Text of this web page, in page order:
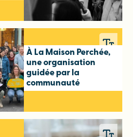
À La Maison Perchée,
une organisation
guidée par la
communauté